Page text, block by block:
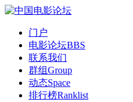
门户
电影论坛BBS
联系我们
群组Group
动态Space
排行榜Ranklist